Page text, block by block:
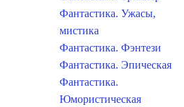
Фантастика. Ужасы,
мистика
Фантастика. Фэнтези
Фантастика. Эпическая
Фантастика.
Юмористическая